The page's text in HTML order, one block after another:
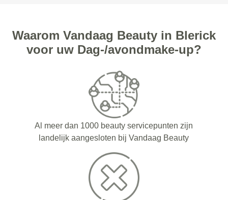
Waarom Vandaag Beauty in Blerick
voor uw Dag-/avondmake-up?
Al meer dan 1000 beauty servicepunten zijn
landelijk aangesloten bij Vandaag Beauty